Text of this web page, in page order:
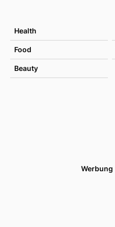
Health
Food
Beauty
Werbung